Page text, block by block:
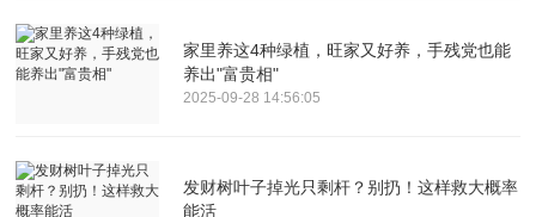
家里养这4种绿植，旺家又好养，手残党也能
养出"富贵相"
2025-09-28 14:56:05
发财树叶子掉光只剩杆？别扔！这样救大概率
能活